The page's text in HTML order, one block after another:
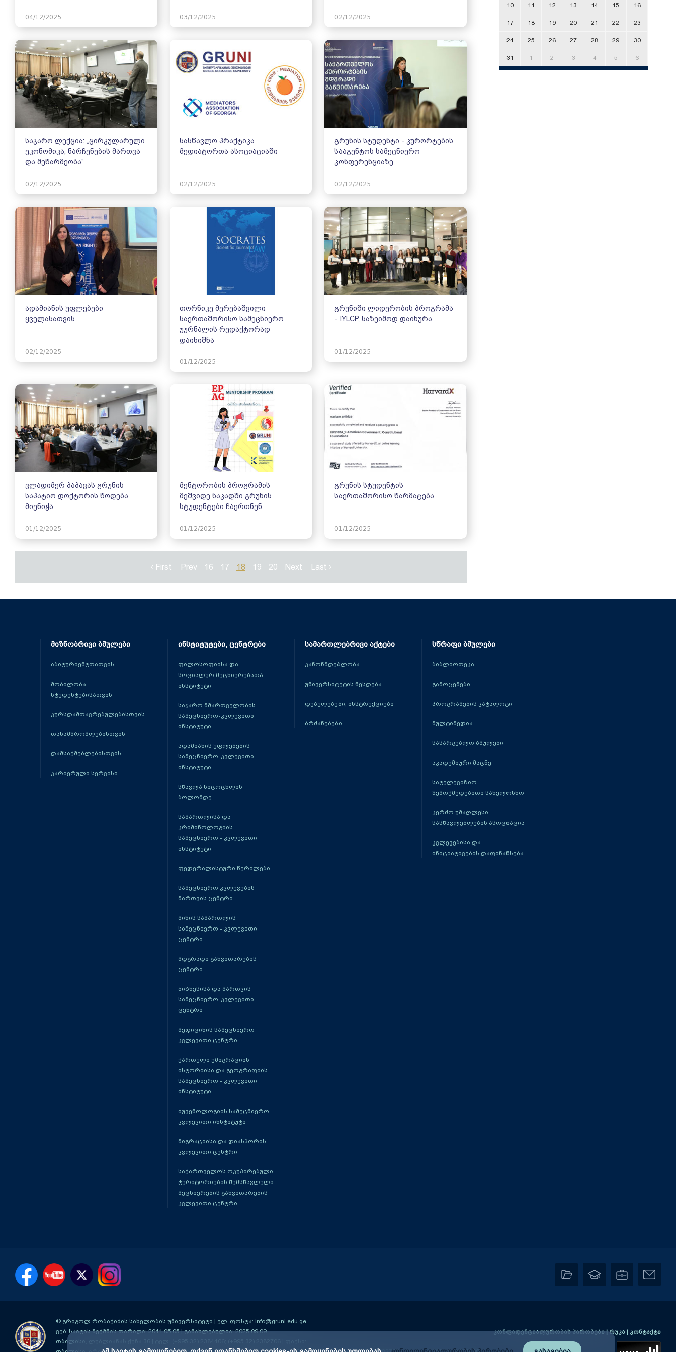
04/12/2025 03/12/2025 02/12/2025
საჯარო ლექცია: „ცირკულარული
ეკონომიკა, ნარჩენების მართვა
და მეწარმეობა“
02/12/2025
სასწავლო პრაქტიკა
მედიატორთა ასოციაციაში
02/12/2025
გრუნის სტუდენტი - კურორტების
სააგენტოს სამეცნიერო
კონფერენციაზე
02/12/2025
ადამიანის უფლებები
ყველასათვის
02/12/2025
თორნიკე მერებაშვილი
საერთაშორისო სამეცნიერო
ჟურნალის რედაქტორად
დაინიშნა
01/12/2025
გრუნიში ლიდერობის პროგრამა
- IYLCP, საზეიმოდ დაიხურა
01/12/2025
ვლადიმერ პაპავას გრუნის
საპატიო დოქტორის წოდება
მიენიჭა
01/12/2025
მენტორობის პროგრამის
მეშვიდე ნაკადში გრუნის
სტუდენტები ჩაერთნენ
01/12/2025
გრუნის სტუდენტის
საერთაშორისო წარმატება
01/12/2025
‹ First Prev 16 17 18 19 20 Next Last ›
სტომატოლოგიის სკოლა
მედიაციის ცენტრი
საერთაშორისო სტუდენტების
მიგრაციისა და დიასპორის
10 11 12 13 14 15 16
17 18 19 20 21 22 23
24 25 26 27 28 29 30
31 1 2 3 4 5 6
მიზნობრივი ბმულები
აბიტურიენტთათვის
მობილობა
სტუდენტებისათვის
კურსდამთავრებულებისთვის
თანამშრომლებისთვის
დამსაქმებლებისთვის
კარიერული სერვისი
ინსტიტუტები, ცენტრები
ფილოსოფიისა და
სოციალურ მეცნიერებათა
ინსტიტუტი
საჯარო მმართველობის
სამეცნიერო-კვლევითი
ინსტიტუტი
ადამიანის უფლებების
სამეცნიერო-კვლევითი
ინსტიტუტი
სწავლა სიცოცხლის
ბოლომდე
სამართლისა და
კრიმინოლოგიის
სამეცნიერო - კვლევითი
ინსტიტუტი
ფედერალისტური წერილები
სამეცნიერო კვლევების
მართვის ცენტრი
მიწის სამართლის
სამეცნიერო - კვლევითი
ცენტრი
მდგრადი განვითარების
ცენტრი
ბიზნესისა და მართვის
სამეცნიერო-კვლევითი
ცენტრი
მედიცინის სამეცნიერო
კვლევითი ცენტრი
ქართული ემიგრაციის
ისტორიისა და გეოგრაფიის
სამეცნიერო - კვლევითი
ინსტიტუტი
იუვენოლოგიის სამეცნიერო
კვლევითი ინსტიტუტი
მიგრაციისა და დიასპორის
კვლევითი ცენტრი
საქართველოს ოკუპირებული
ტერიტორიების შემსწავლელი
მეცნიერების განვითარების
კვლევითი ცენტრი
სამართლებრივი აქტები
კანონმდებლობა
უნივერსიტეტის წესდება
დებულებები, ინსტრუქციები
ბრძანებები
სწრაფი ბმულები
ბიბლიოთეკა
გამოცემები
პროგრამების კატალოგი
მულტიმედია
სასარგებლო ბმულები
აკადემიური მაცნე
სატელევიზიო
შემოქმედებითი სახელოსნო
კერძო უმაღლესი
სასწავლებლების ასოციაცია
კვლევებისა და
ინიციატივების დაფინანსება
© გრიგოლ რობაქიძის სახელობის უნივერსიტეტი | ელ-ფოსტა: info@gruni.edu.ge
ვებ-საიტის შექმნის თარიღი: 2011.05.05 | განახლებულია: 2025.09.09
თბილისი, ლუბლიანას ქუჩა 36
კონფიდენციალურობის პირობები|რუკა | კონტაქტი